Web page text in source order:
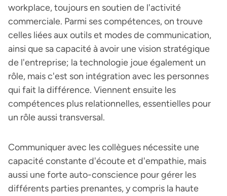
workplace, toujours en soutien de l'activité
commerciale. Parmi ses compétences, on trouve
celles liées aux outils et modes de communication,
ainsi que sa capacité à avoir une vision stratégique
de l'entreprise; la technologie joue également un
rôle, mais c'est son intégration avec les personnes
qui fait la différence. Viennent ensuite les
compétences plus relationnelles, essentielles pour
un rôle aussi transversal.
Communiquer avec les collègues nécessite une
capacité constante d'écoute et d'empathie, mais
aussi une forte auto-conscience pour gérer les
différents parties prenantes, y compris la haute